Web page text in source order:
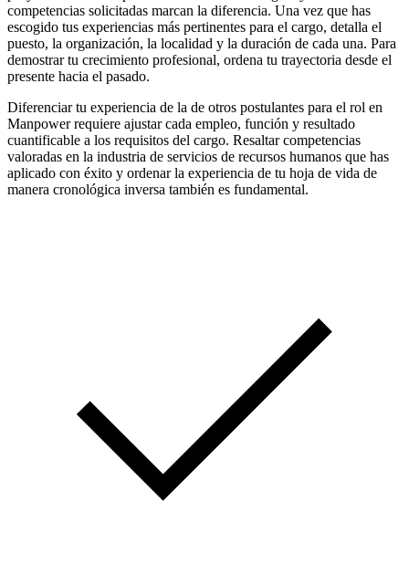
competencias solicitadas marcan la diferencia. Una vez que has
escogido tus experiencias más pertinentes para el cargo, detalla el
puesto, la organización, la localidad y la duración de cada una. Para
demostrar tu crecimiento profesional, ordena tu trayectoria desde el
presente hacia el pasado.
Diferenciar tu experiencia de la de otros postulantes para el rol en
Manpower requiere ajustar cada empleo, función y resultado
cuantificable a los requisitos del cargo. Resaltar competencias
valoradas en la industria de servicios de recursos humanos que has
aplicado con éxito y ordenar la experiencia de tu hoja de vida de
manera cronológica inversa también es fundamental.